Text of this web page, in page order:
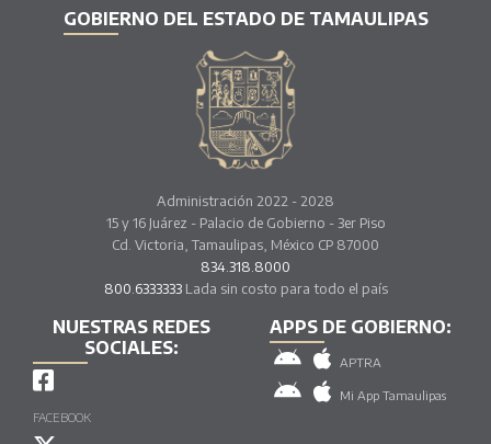
GOBIERNO DEL ESTADO DE TAMAULIPAS
Administración 2022 - 2028
15 y 16 Juárez - Palacio de Gobierno - 3er Piso
Cd. Victoria, Tamaulipas, México CP 87000
834.318.8000
800.6333333Lada sin costo para todo el país
NUESTRAS REDES
SOCIALES:
FACEBOOK
APPS DE GOBIERNO:
APTRA
Mi App Tamaulipas